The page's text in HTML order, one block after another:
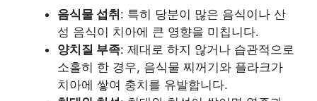
음식물 섭취 : 특히 당분이 많은 음식이나 산
성 음식이 치아에 큰 영향을 미칩니다.
양치질 부족: 제대로 하지 않거나 습관적으로
소홀히 한 경우, 음식물 찌꺼기와 플라크가
치아에 쌓여 충치를 유발합니다.